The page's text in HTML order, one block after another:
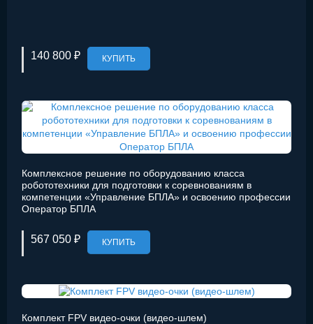
140 800 ₽ КУПИТЬ
Комплексное решение по оборудованию класса
робототехники для подготовки к соревнованиям в
компетенции «Управление БПЛА» и освоению профессии
Оператор БПЛА
567 050 ₽ КУПИТЬ
Комплект FPV видео-очки (видео-шлем)